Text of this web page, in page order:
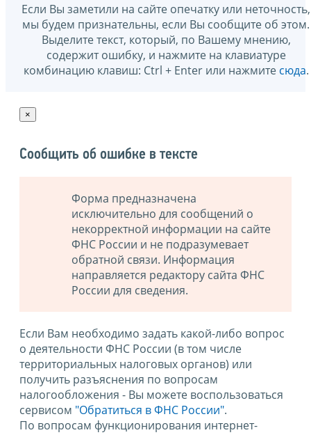
Если Вы заметили на сайте опечатку или неточность,
мы будем признательны, если Вы сообщите об этом.
Выделите текст, который, по Вашему мнению,
содержит ошибку, и нажмите на клавиатуре
комбинацию клавиш: Ctrl + Enter или нажмите сюда.
×
Сообщить об ошибке в тексте
Форма предназначена
исключительно для сообщений о
некорректной информации на сайте
ФНС России и не подразумевает
обратной связи. Информация
направляется редактору сайта ФНС
России для сведения.
Если Вам необходимо задать какой-либо вопрос
о деятельности ФНС России (в том числе
территориальных налоговых органов) или
получить разъяснения по вопросам
налогообложения - Вы можете воспользоваться
сервисом "Обратиться в ФНС России".
По вопросам функционирования интернет-